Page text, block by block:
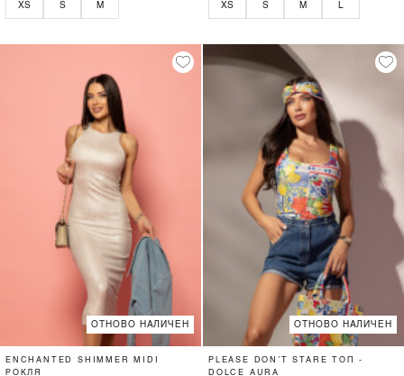
XS S M XS S M L
ОТНОВО НАЛИЧЕН
ENCHANTED SHIMMER MIDI
РОКЛЯ
ОТНОВО НАЛИЧЕН
PLEASE DON’T STARE ТОП -
DOLCE AURA